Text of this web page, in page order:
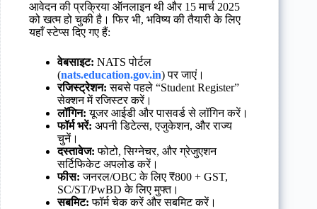
आवेदन की प्रक्रिया ऑनलाइन थी और 15 मार्च 2025
को खत्म हो चुकी है। फिर भी, भविष्य की तैयारी के लिए
यहाँ स्टेप्स दिए गए हैं:
वेबसाइट: NATS पोर्टल
(nats.education.gov.in) पर जाएं।
रजिस्ट्रेशन: सबसे पहले “Student Register”
सेक्शन में रजिस्टर करें।
लॉगिन: यूजर आईडी और पासवर्ड से लॉगिन करें।
फॉर्म भरें: अपनी डिटेल्स, एजुकेशन, और राज्य
चुनें।
दस्तावेज: फोटो, सिग्नेचर, और ग्रेजुएशन
सर्टिफिकेट अपलोड करें।
फीस: जनरल/OBC के लिए ₹800 + GST,
SC/ST/PwBD के लिए मुफ्त।
सबमिट: फॉर्म चेक करें और सबमिट करें।